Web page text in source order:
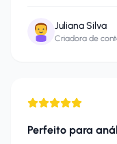
Juliana Silva
Criadora de
Perfeito para